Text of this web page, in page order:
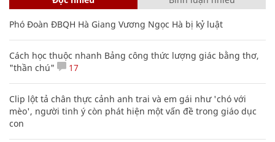
Phó Đoàn ĐBQH Hà Giang Vương Ngọc Hà bị kỷ luật
Cách học thuộc nhanh Bảng công thức lượng giác bằng thơ,
"thần chú"
17
Clip lột tả chân thực cảnh anh trai và em gái như 'chó với
mèo', người tinh ý còn phát hiện một vấn đề trong giáo dục
con